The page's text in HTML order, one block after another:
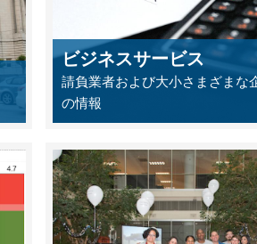
ビジネスサービス
請負業者および大小さまざまな
の情報